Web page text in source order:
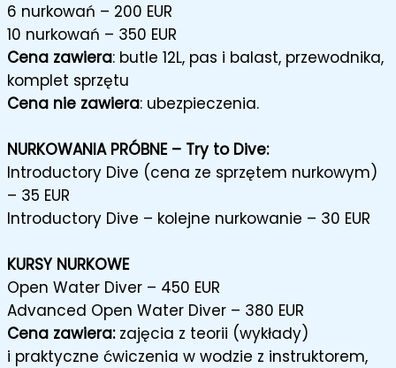
6 nurkowań – 200 EUR
10 nurkowań – 350 EUR
Cena zawiera: butle 12L, pas i balast, przewodnika,
komplet sprzętu
Cena nie zawiera: ubezpieczenia.
NURKOWANIA PRÓBNE – Try to Dive:
Introductory Dive (cena ze sprzętem nurkowym)
– 35 EUR
Introductory Dive – kolejne nurkowanie – 30 EUR
KURSY NURKOWE
Open Water Diver – 450 EUR
Advanced Open Water Diver – 380 EUR
Cena zawiera:zajęcia z teorii (wykłady)
i praktyczne ćwiczenia w wodzie z instruktorem,